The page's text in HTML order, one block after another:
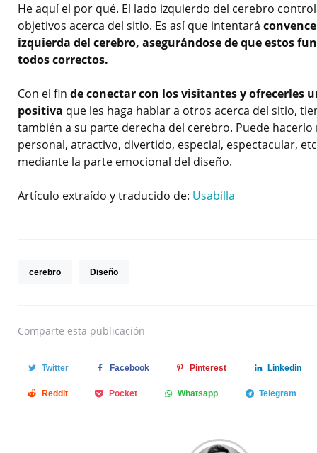
He aquí el por qué. El lado izquierdo del cerebro
objetivos acerca del sitio. Es así que intentará
izquierda del cerebro, asegurándose de que estos
todos correctos.
Con el fin de conectar con los visitantes y ofrecerles
positiva que les haga hablar a otros acerca del sitio,
también a su parte derecha del cerebro. Puede
personal, atractivo, divertido, especial, espectacular,
mediante la parte emocional del diseño.
Artículo extraído y traducido de: Usabilla
cerebro Diseño
Comparte esta publicación
Twitter Facebook Pinterest Linkedin
Reddit Pocket Whatsapp Telegram